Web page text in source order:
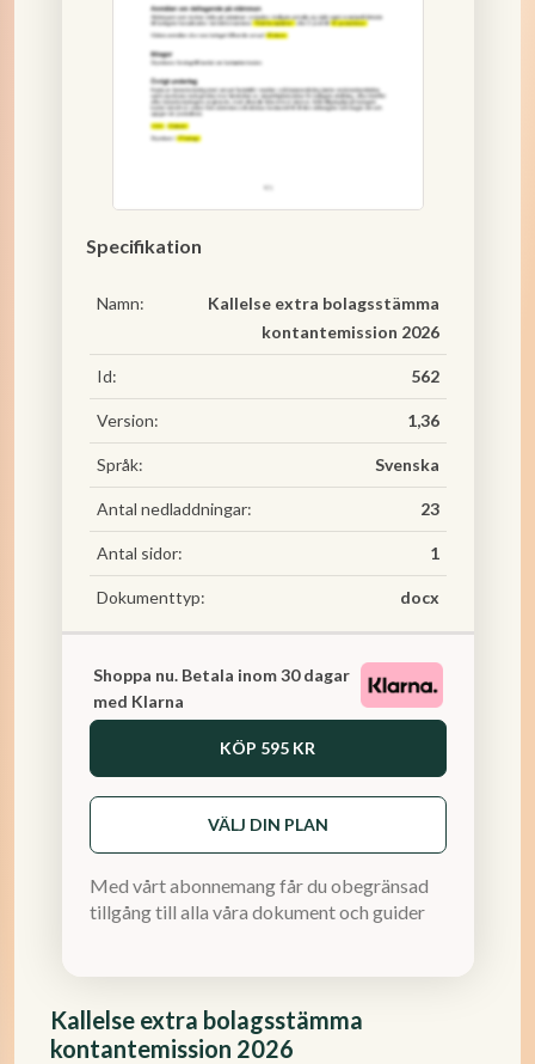
Kallelse extra bolagsstämma
kontantemission 2026
Specifikation
Namn:
Kallelse extra bolagsstämma
kontantemission 2026
Id: 562
Version: 1,36
Språk: Svenska
Antal nedladdningar: 23
Antal sidor: 1
Dokumenttyp: docx
Shoppa nu. Betala inom 30 dagar
med Klarna
KÖP 595 KR
VÄLJ DIN PLAN
Med vårt abonnemang får du obegränsad
tillgång till alla våra dokument och guider